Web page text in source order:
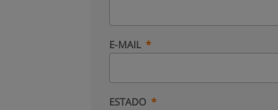
E-MAIL
ESTADO